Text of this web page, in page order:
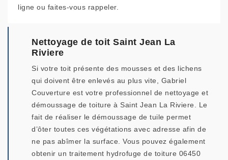
ligne ou faites-vous rappeler.
Nettoyage de toit Saint Jean La
Riviere
Si votre toit présente des mousses et des lichens
qui doivent être enlevés au plus vite, Gabriel
Couverture est votre professionnel de nettoyage et
démoussage de toiture à Saint Jean La Riviere. Le
fait de réaliser le démoussage de tuile permet
d’ôter toutes ces végétations avec adresse afin de
ne pas abîmer la surface. Vous pouvez également
obtenir un traitement hydrofuge de toiture 06450